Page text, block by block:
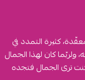
كثيرة التمدد في
ولربّما كان لهذا الجمال
ترى الجمال فتجده